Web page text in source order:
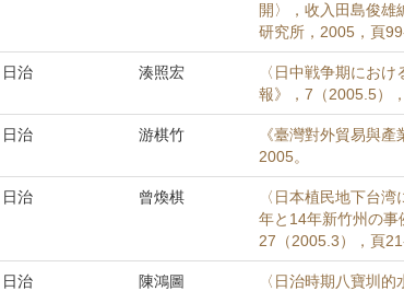
開〉，收入田島俊雄
研究所，2005，頁
日治 湊照宏
〈日中戦争期にお
報》，7（2005.5）
日治 游棋竹
《臺灣對外貿易與
2005。
日治 曾煥棋
〈日本植民地下台
年と14年新竹州の事
27（2005.3），頁
日治 陳鴻圖
〈日治時期八寶圳